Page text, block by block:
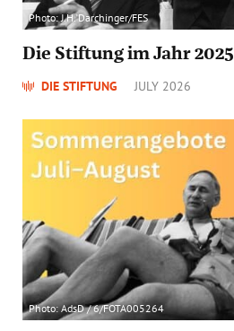
Photo: J.H. Darchinger/FES
Die Stiftung im Jahr 2025
DIE STIFTUNG JULY 2026
Photo: AdsD / 6/FOTA005264